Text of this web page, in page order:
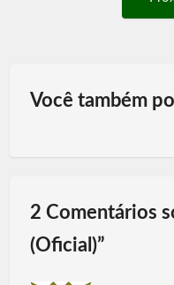
Você também
2 Comentários
(Oficial)”